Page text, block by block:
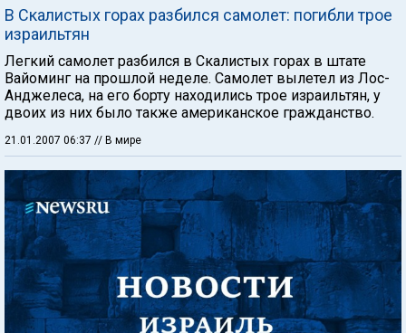
В Скалистых горах разбился самолет: погибли трое
израильтян
Легкий самолет разбился в Скалистых горах в штате
Вайоминг на прошлой неделе. Самолет вылетел из Лос-
Анджелеса, на его борту находились трое израильтян, у
двоих из них было также американское гражданство.
21.01.2007 06:37 // В мире